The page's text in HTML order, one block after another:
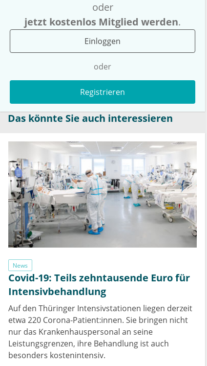
oder
jetzt kostenlos Mitglied werden.
Einloggen
oder
Registrieren
Das könnte Sie auch interessieren
News
Covid-19: Teils zehntausende Euro für
Intensivbehandlung
Auf den Thüringer Intensivstationen liegen derzeit
etwa 220 Corona-Patient:innen. Sie bringen nicht
nur das Krankenhauspersonal an seine
Leistungsgrenzen, ihre Behandlung ist auch
besonders kostenintensiv.